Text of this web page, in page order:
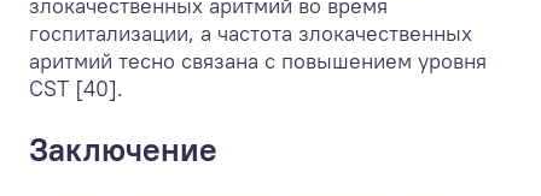
госпитализации, а частота злокачественных
аритмий тесно связана с повышением уровня
CST [40].
Заключение